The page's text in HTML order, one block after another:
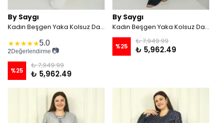
By Saygı
Kadın Beşgen Yaka Kolsuz Dantel Bluz Tek Düğmeli Ceket Palazzo Pantolon Astarlı Pul Detaylı Büyük Beden 3'lü Takım - Beyaz
★★★★★5.0
2 Değerlendirme 📷
%25
₺ 7,949.99
₺ 5,962.49
By Saygı
Kadın Beşgen Yaka Kolsuz Dantel Bluz Tek Düğmeli Ceket Palazzo Pantolon Astarlı Pul Detaylı Büyük Beden 3'lü Takım - Siyah
%25
₺ 7,949.99
₺ 5,962.49